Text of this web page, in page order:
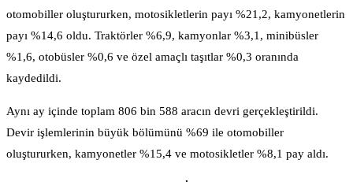
otomobiller oluştururken, motosikletlerin payı %21,2, kamyonetlerin
payı %14,6 oldu. Traktörler %6,9, kamyonlar %3,1, minibüsler
%1,6, otobüsler %0,6 ve özel amaçlı taşıtlar %0,3 oranında
kaydedildi.
Aynı ay içinde toplam 806 bin 588 aracın devri gerçekleştirildi.
Devir işlemlerinin büyük bölümünü %69 ile otomobiller
oluştururken, kamyonetler %15,4 ve motosikletler %8,1 pay aldı.